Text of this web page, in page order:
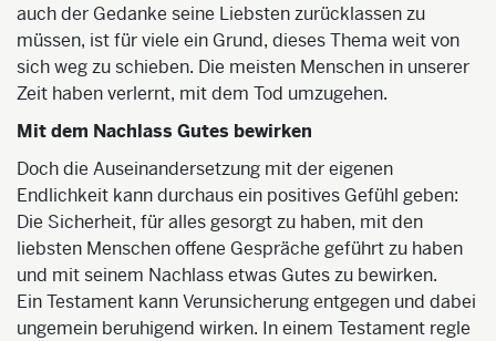
auch der Gedanke seine Liebsten zurücklassen zu
müssen, ist für viele ein Grund, dieses Thema weit von
sich weg zu schieben. Die meisten Menschen in unserer
Zeit haben verlernt, mit dem Tod umzugehen.
Mit dem Nachlass Gutes bewirken
Doch die Auseinandersetzung mit der eigenen
Endlichkeit kann durchaus ein positives Gefühl geben:
Die Sicherheit, für alles gesorgt zu haben, mit den
liebsten Menschen offene Gespräche geführt zu haben
und mit seinem Nachlass etwas Gutes zu bewirken.
Ein Testament kann Verunsicherung entgegen und dabei
ungemein beruhigend wirken. In einem Testament regle